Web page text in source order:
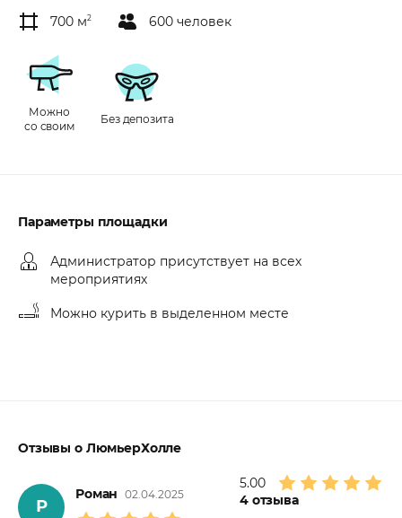
700 м2 600 человек
Можно
со своим
Без депозита
Параметры площадки
Администратор присутствует на всех
мероприятиях
Можно курить в выделенном месте
Отзывы о ЛюмьерХолле
5.00
4отзыва
Р
Роман 02.04.2025